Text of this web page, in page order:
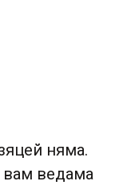
няма.
вам ведама